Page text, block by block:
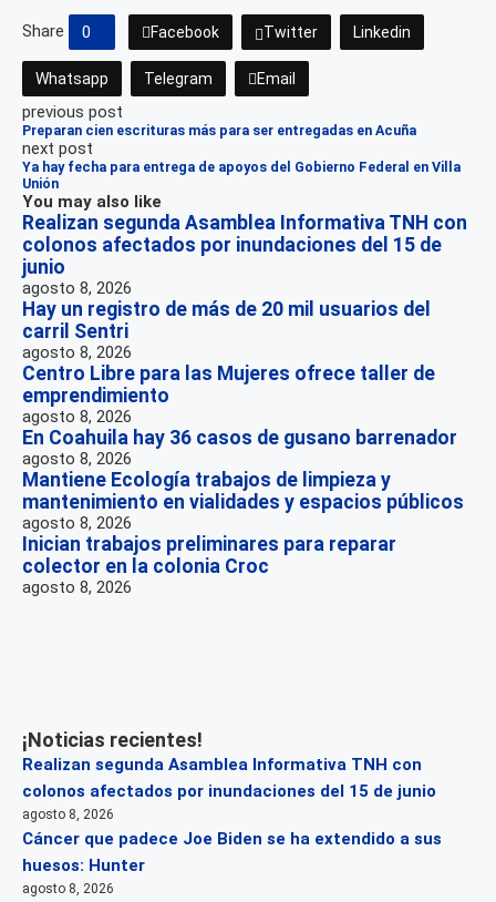
Share 0 Facebook Twitter Linkedin
Whatsapp Telegram Email
previous post
Preparan cien escrituras más para ser entregadas en Acuña
next post
Ya hay fecha para entrega de apoyos del Gobierno Federal en Villa
Unión
You may also like
Realizan segunda Asamblea Informativa TNH con
colonos afectados por inundaciones del 15 de
junio
agosto 8, 2026
Hay un registro de más de 20 mil usuarios del
carril Sentri
agosto 8, 2026
Centro Libre para las Mujeres ofrece taller de
emprendimiento
agosto 8, 2026
En Coahuila hay 36 casos de gusano barrenador
agosto 8, 2026
Mantiene Ecología trabajos de limpieza y
mantenimiento en vialidades y espacios públicos
agosto 8, 2026
Inician trabajos preliminares para reparar
colector en la colonia Croc
agosto 8, 2026
¡Noticias recientes!
Realizan segunda Asamblea Informativa TNH con
colonos afectados por inundaciones del 15 de junio
agosto 8, 2026
Cáncer que padece Joe Biden se ha extendido a sus
huesos: Hunter
agosto 8, 2026